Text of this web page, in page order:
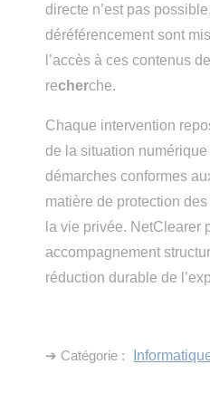
directe n’est pas
déréférencement sont
l’accès à ces contenus
recherche.
Chaque intervention
de la situation
démarches conformes
matière de protection
la vie privée. NetClearer
accompagnement
réduction durable de
➔ Catégorie :